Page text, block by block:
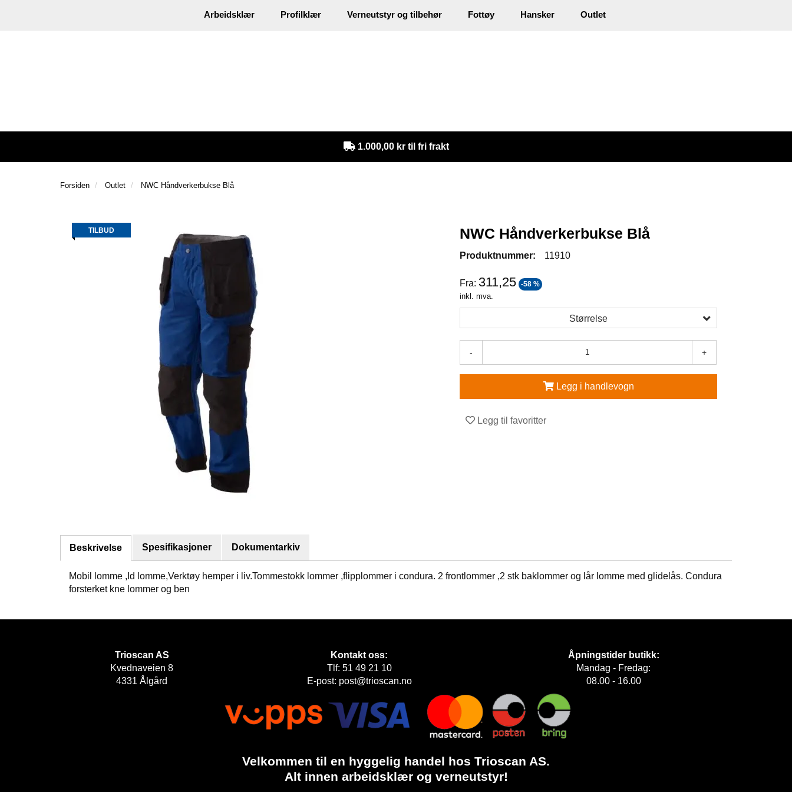
inkl. mva. Min side
Arbeidsklær Profilklær Verneutstyr og tilbehør Fottøy Hansker Outlet
1.000,00 kr til fri frakt
Forsiden Outlet NWC Håndverkerbukse Blå
TILBUD NWC Håndverkerbukse Blå
Produktnummer: 11910
Fra: 311,25 -58 %
inkl. mva.
Størrelse
- +
Legg i handlevogn
Legg til favoritter
Beskrivelse Spesifikasjoner Dokumentarkiv
Mobil lomme ,Id lomme,Verktøy hemper i liv.Tommestokk lommer ,flipplommer i condura. 2 frontlommer ,2 stk baklommer og lår lomme med glidelås. Condura
forsterket kne lommer og ben
Trioscan AS
Kvednaveien 8
4331 Ålgård
Kontakt oss:
Tlf: 51 49 21 10
E-post: post@trioscan.no
Åpningstider butikk:
Mandag - Fredag:
08.00 - 16.00
Velkommen til en hyggelig handel hos Trioscan AS.
Alt innen arbeidsklær og verneutstyr!